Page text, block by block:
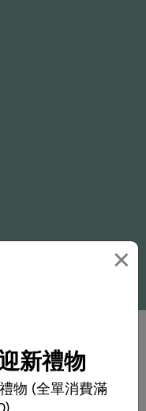
×
新禮物
物 (全單消費滿